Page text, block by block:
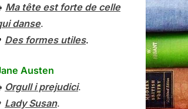
Ma tête est forte de celle
danse.
Des formes utiles.
Austen
Orgull i prejudici.
Lady Susan.